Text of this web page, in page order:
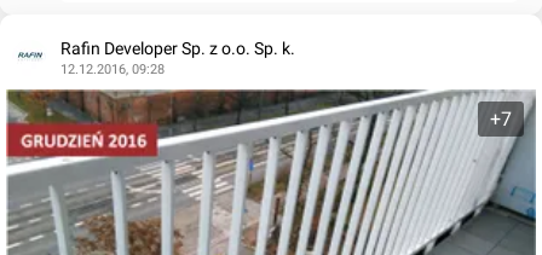
Rafin Developer Sp. z o.o. Sp. k.
12.12.2016, 09:28
+7